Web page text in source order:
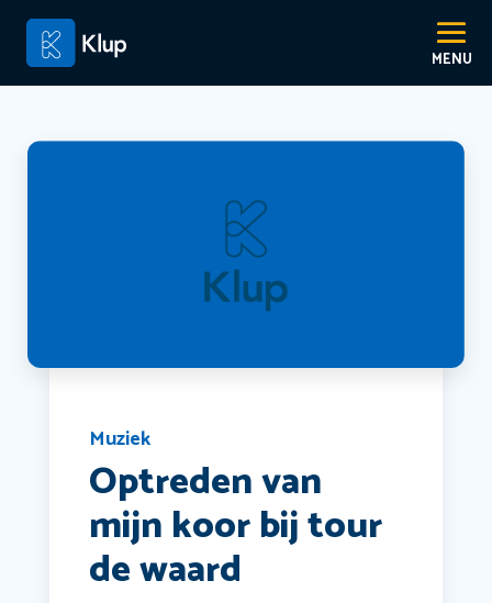
Muziek
Optreden van
mijn koor bij tour
de waard